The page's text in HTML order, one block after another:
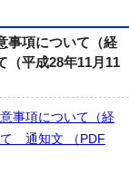
事項について（経
（平成28年11月11
事項について（経
て 通知文 （PDF